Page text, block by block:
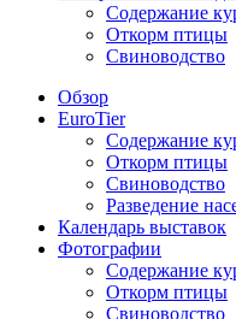
Содержание
Откорм птицы
Свиноводство
Обзор
EuroTier
Содержание
Откорм птицы
Свиноводство
Разведение
Календарь выставок
Фотографии
Содержание
Откорм птицы
Свиноводство